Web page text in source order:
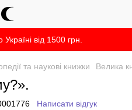
від 1500 грн.
та наукові книжки Велика
Написати відгук